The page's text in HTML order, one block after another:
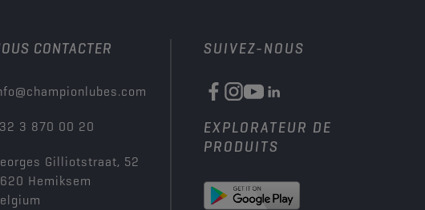
CONTACTER
3 870 00 20
Gilliotstraat, 52
Hemiksem
SUIVEZ-NOUS
EXPLORATEUR DE
PRODUITS